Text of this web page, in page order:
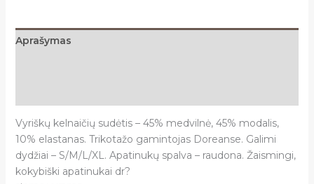
Aprašymas
Vyriškų kelnaičių sudėtis – 45% medvilnė, 45% modalis,
10% elastanas. Trikotažo gamintojas Doreanse. Galimi
dydžiai – S/M/L/XL. Apatinukų spalva – raudona. Žaismingi,
kokybiški apatinukai dr?